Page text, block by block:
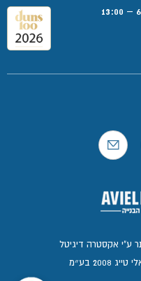
בע״מ
ע"י אקסטרה דיגיטל